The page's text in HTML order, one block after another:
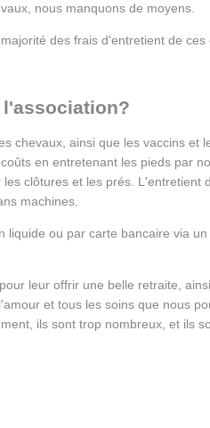
nous manquons de moyens.
des frais d'entretient de ces
l'association?
chevaux, ainsi que les vaccins et
en entretenant les pieds par
clôtures et les prés. L'entretient
machines.
ou par carte bancaire via un
leur offrir une belle retraite,
et tous les soins que nous
ils sont trop nombreux, et ils